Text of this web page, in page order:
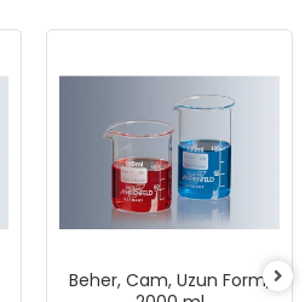
Beher, Cam, Uzun Form,